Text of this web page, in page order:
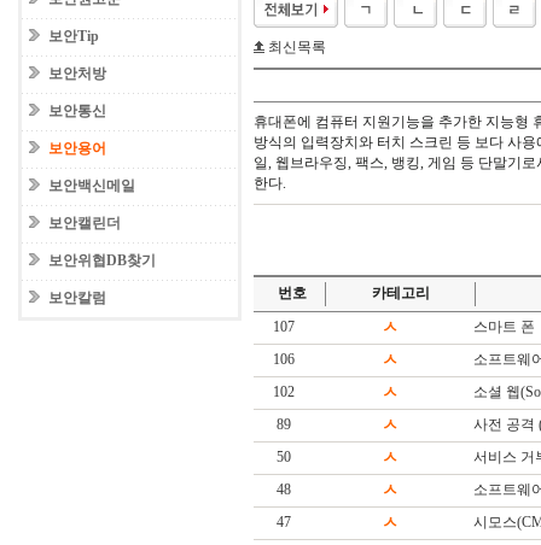
보안Tip
보안처방
보안통신
보안용어
보안백신메일
보안캘린더
보안위협DB찾기
보안칼럼
최신목록
휴대폰에 컴퓨터 지원기능을 추가한 지능형
방식의 입력장치와 터치 스크린 등 보다 사
일, 웹브라우징, 팩스, 뱅킹, 게임 등 단말기
한다.
번호
카테고리
107
ㅅ
스마트 폰
106
ㅅ
소프트웨
102
ㅅ
소셜 웹
89
ㅅ
사전 공격
50
ㅅ
서비스 거
48
ㅅ
소프트웨
47
ㅅ
시모스